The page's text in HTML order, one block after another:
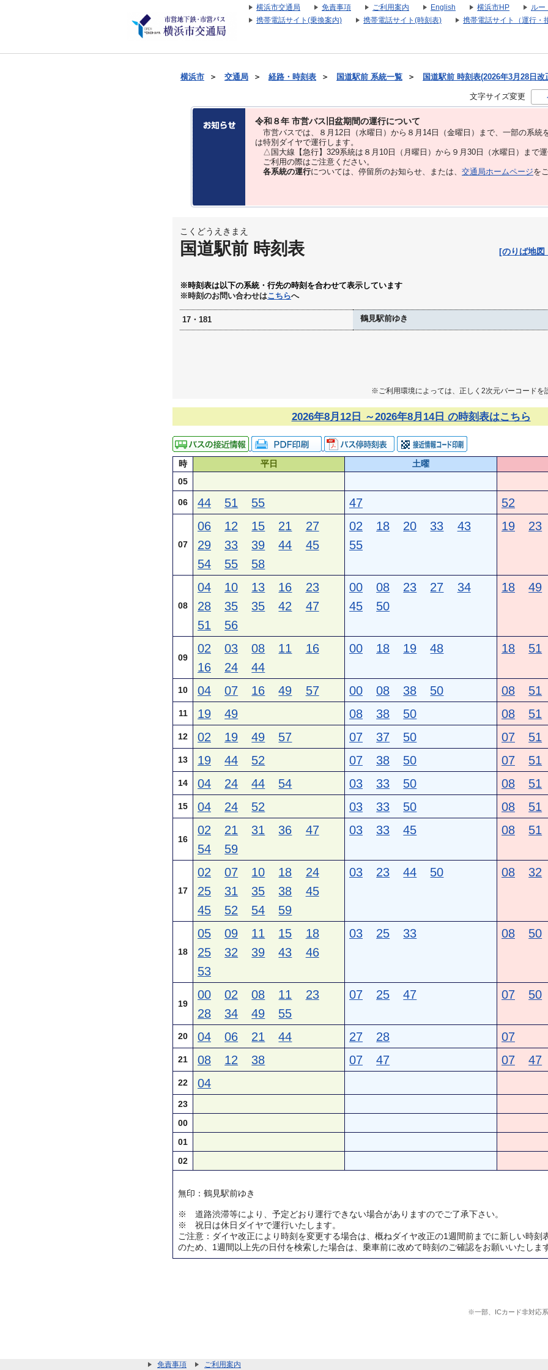
横浜市交通局 免責事項 ご利用案内 English 横浜市HP
ルー
携帯電話サイト(乗換案内)
携帯電話サイト(時刻表) 携帯電話サイト（運行・
横浜市 ＞ 交通局 ＞ 経路・時刻表 ＞ 国道駅前 系統一覧 ＞ 国道駅前 時刻表(2026年3月28日改
文字サイズ変更
令和８年 市営バス旧盆期間の運行について
市営バスでは、８⽉12⽇（水曜日）から８⽉14⽇（金曜日）まで、⼀部の系統
は特別ダイヤで運⾏します。
△国大線【急行】329系統は８月10日（月曜日）から９月30日（水曜日）まで
ご利用の際はご注意ください。
各系統の運行については、停留所のお知らせ、または、 交通局ホームページを
こくどうえきまえ
国道駅前 時刻表 [のりば地図
※時刻表は以下の系統・行先の時刻を合わせて表示しています
※時刻のお問い合わせはこちらへ
17・181 鶴見駅前ゆき
※ご利用環境によっては、正しく2次元バーコードを
2026年8月12日 ～2026年8月14日 の時刻表はこちら
時 平日
土曜
05
06 44 51 55 47 52
07
06 12 15 21
27
29
33 39 44
45
54
55 58
02 18 20 33
43
55
19 23
08
04 10 13 16
23
28
35 35 42
47
51
56
00 08 23 27
34
45
50
18 49
09
02 03 08 11
16
16
24 44
00 18 19 48 18 51
10 04 07 16 49 57 00 08 38 50 08 51
11 19 49 08 38 50 08 51
12 02 19 49 57 07 37 50 07 51
13 19 44 52 07 38 50 07 51
14 04 24 44 54 03 33 50 08 51
15 04 24 52 03 33 50 08 51
16
02 21 31 36
47
54
59
03 33 45 08 51
17
02 07 10 18
24
25
31 35 38
45
45
52 54 59
03 23 44 50 08 32
18
05 09 11 15
18
25
32 39 43
46
53
03 25 33 08 50
19
00 02 08 11
23
28
34 49 55
07 25 47 07 50
20 04 06 21 44 27 28 07
21 08 12 38 07 47 07 47
22 04
23
00
01
02
無印：鶴見駅前ゆき
※ 道路渋滞等により、予定どおり運行できない場合がありますのでご了承下さい。
※ 祝日は休日ダイヤで運行いたします。
ご注意：ダイヤ改正により時刻を変更する場合は、概ねダイヤ改正の1週間前までに新しい時刻
のため、1週間以上先の日付を検索した場合は、乗車前に改めて時刻のご確認をお願いいたしま
※一部、ICカード非対応
免責事項 ご利用案内